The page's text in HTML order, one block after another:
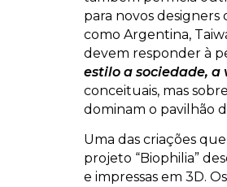
para novos
como Argentina,
devem responder à
estilo a sociedade, a
conceituais, mas
dominam o pavilhão
Uma das criações
projeto “Biophilia”
e impressas em 3D.